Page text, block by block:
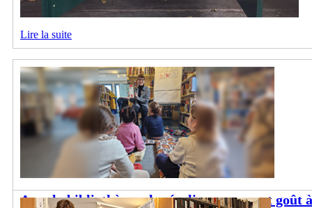
Lire la suite
Avec la bibliothèque, les écoliers prennent